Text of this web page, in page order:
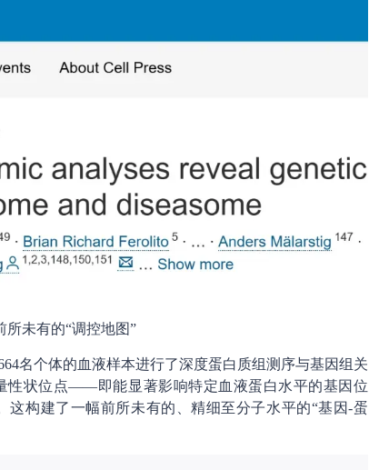
所未有的“调控地图”
名个体的血液样本进行了深度蛋白质组测序与基因组关
性状位点——即能显著影响特定血液蛋白水平的基因位
这构建了一幅前所未有的、精细至分子水平的“基因-蛋